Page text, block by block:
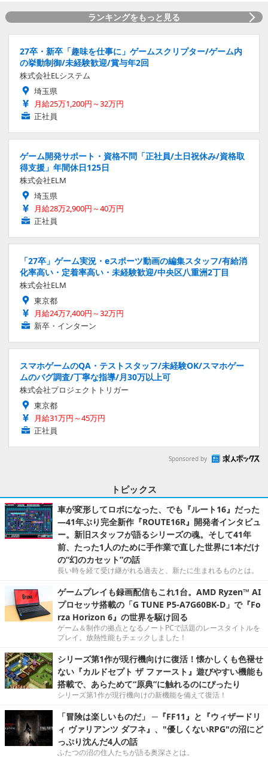
ランキングをもっと見る
27卒・新卒「趣味を仕事に」ゲームスクリプター/ゲーム内
の挙動制御/未経験歓迎/賞与年2回
株式会社ELシステム
埼玉県
月給25万1,200円～32万円
正社員
ゲーム開発サポート・資格不問「正社員/土日祝休み/資格取
得支援」年間休日125日
株式会社ELM
埼玉県
月給28万2,900円～40万円
正社員
「27卒」ゲーム実況・eスポーツ動画の編集スタッフ/有給消
化率高い・定着率高い・未経験歓迎/中央区八重洲2丁目
株式会社ELM
東京都
月給24万7,400円～32万円
新卒・インターン
スマホゲームのQA・テストスタッフ/未経験OK/スマホゲー
ムのバグ調査/丁寧な指導/月30万以上可
株式会社プロジェクトトリガー
東京都
月給31万円～45万円
正社員
Sponsored by
トピックス
車が変形してロボになった、でも『ルート16』だった
―41年ぶり完全新作『ROUTE16R』開発者インタビュ
ー。新旧スタッフが語るシリーズの魂。そして41年
前、たった1人のために手作業で直した世界に1本だけ
の“幻のカセット”の話
長い時を経て受け継がれる過去と、新たに生まれるものとは。
ゲームプレイも録画配信もこれ1台。AMD Ryzen™ AI
プロセッサ搭載の「G TUNE P5-A7G60BK-D」で『Fo
rza Horizon 6』の世界を駆け回る
ゲーム＆制作の拠点となるノートPCで話題のレースタイトルを
プレイ。放熱性能もチェックしました！
シリーズ第1作が現行機向けに復活！懐かしくも色褪せ
ない『カルドセプト ザ ファースト』遊びやすい機能も
搭載で、あらためて“原典”に触れるのにぴったり
シリーズ第1作が現行機向けの新機能を備えて復活！
「冒険は楽しいものだ」 ─『FF11』と『ウィザードリ
ィ ヴァリアンツ ダフネ』、"優しくないRPG"の沼にど
っぷり沈んだ4人の話
ふたつの沼の住人たちが語る奥深さとは。